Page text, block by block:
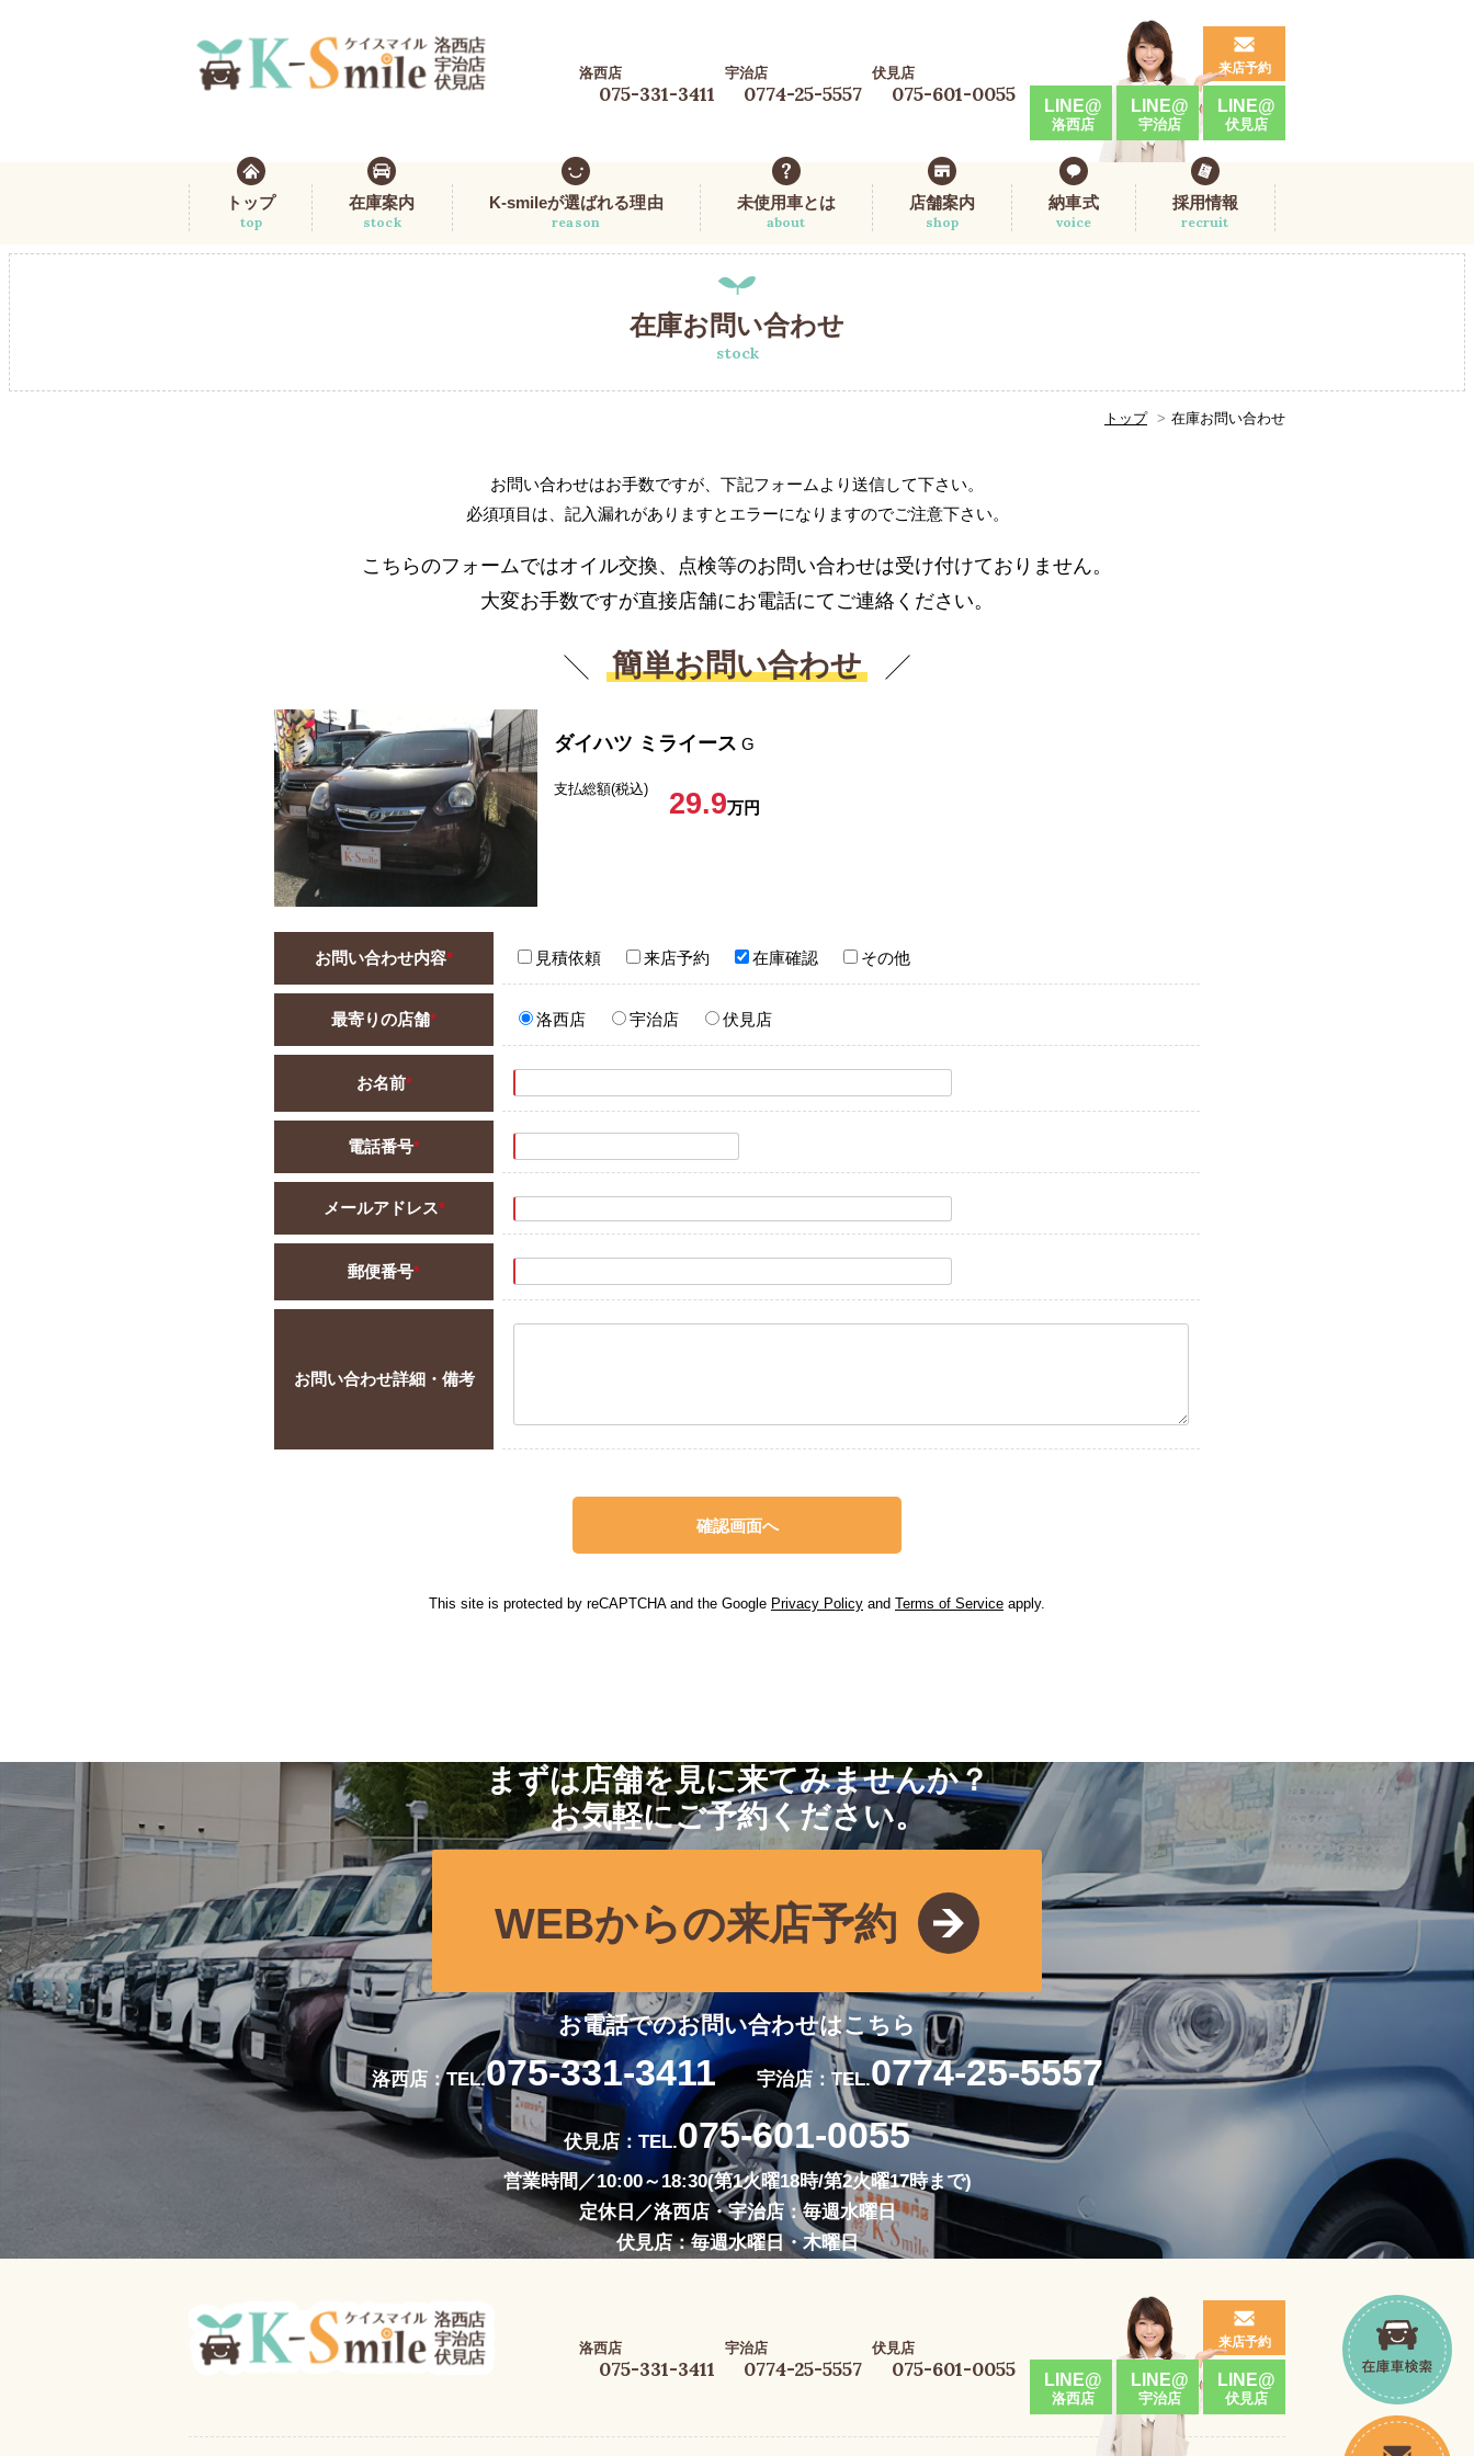
洛西店
075-331-3411
宇治店
0774-25-5557
伏見店
075-601-0055
来店予約
LINE@
洛西店
LINE@
宇治店
LINE@
伏見店
トップ
top
在庫案内
stock
K-smileが選ばれる理由
reason
未使用車とは
about
店舗案内
shop
納車式
voice
採用情報
recruit
在庫お問い合わせ
stock
トップ 在庫お問い合わせ
お問い合わせはお手数ですが、下記フォームより送信して下さい。
必須項目は、記入漏れがありますとエラーになりますのでご注意下さい。
こちらのフォームではオイル交換、点検等のお問い合わせは受け付けておりません。
大変お手数ですが直接店舗にお電話にてご連絡ください。
簡単お問い合わせ
ダイハツ ミライース G
支払総額(税込) 29.9万円
お問い合わせ内容* 見積依頼 来店予約 在庫確認 その他
最寄りの店舗* 洛西店 宇治店 伏見店
お名前*
電話番号*
メールアドレス*
郵便番号*
お問い合わせ詳細・備考
This site is protected by reCAPTCHA and the Google Privacy Policy and Terms of Service apply.
まずは店舗を見に来てみませんか？
お気軽にご予約ください。
WEBからの来店予約
お電話でのお問い合わせはこちら
洛西店：TEL.075-331-3411 宇治店：TEL.0774-25-5557
伏見店：TEL.075-601-0055
営業時間／10:00～18:30(第1火曜18時/第2火曜17時まで)
定休日／洛西店・宇治店：毎週水曜日
伏見店：毎週水曜日・木曜日
洛西店
075-331-3411
宇治店
0774-25-5557
伏見店
075-601-0055
来店予約
LINE@
洛西店
LINE@
宇治店
LINE@
伏見店